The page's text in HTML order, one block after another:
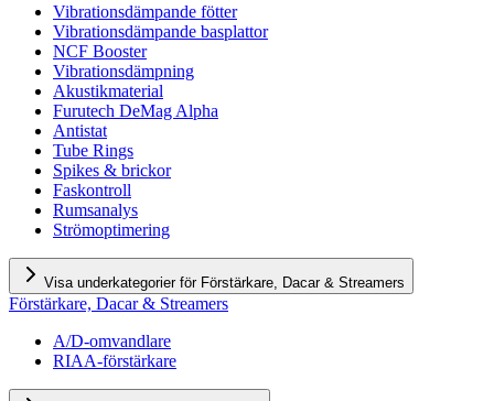
Vibrationsdämpande fötter
Vibrationsdämpande basplattor
NCF Booster
Vibrationsdämpning
Akustikmaterial
Furutech DeMag Alpha
Antistat
Tube Rings
Spikes & brickor
Faskontroll
Rumsanalys
Strömoptimering
Visa underkategorier för Förstärkare, Dacar & Streamers
Förstärkare, Dacar & Streamers
A/D-omvandlare
RIAA-förstärkare